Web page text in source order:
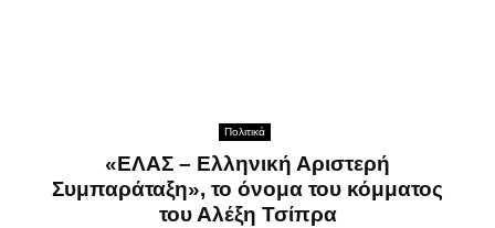
Πολιτικά
«ΕΛΑΣ – Ελληνική Αριστερή
Συμπαράταξη», το όνομα του κόμματος
του Αλέξη Τσίπρα